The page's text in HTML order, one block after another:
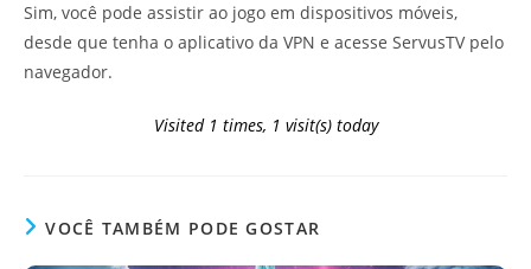
Sim, você pode assistir ao jogo em dispositivos móveis,
desde que tenha o aplicativo da VPN e acesse ServusTV pelo
navegador.
Visited 1 times, 1 visit(s) today
VOCÊ TAMBÉM PODE GOSTAR